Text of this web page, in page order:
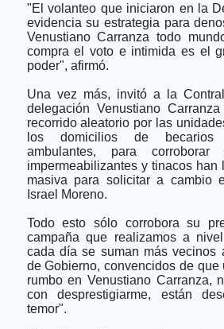
"El volanteo que iniciaron en la
evidencia su estrategia para
Venustiano Carranza todo
compra el voto e intimida es el
poder", afirmó.
Una vez más, invitó a la
delegación Venustiano
recorrido aleatorio por las
los domicilios de becarios
ambulantes, para
impermeabilizantes y tinacos han
masiva para solicitar a cambio
Israel Moreno.
Todo esto sólo corrobora su
campaña que realizamos a
cada día se suman más vecinos
de Gobierno, convencidos de que
rumbo en Venustiano Carranza,
con desprestigiarme, están
temor".